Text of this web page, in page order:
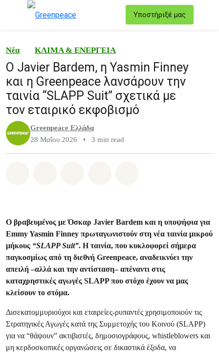
Υποστήριξέ μας
Νέα ΚΛΙΜΑ & ΕΝΕΡΓΕΙΑ
Ο Javier Bardem, η Yasmin Finney
και η Greenpeace λανσάρουν την
ταινία “SLAPP Suit” σχετικά με
τον εταιρικό εκφοβισμό
Greenpeace Ελλάδα
28 Μαΐου 2026
• 3 min read
Ο βραβευμένος με Όσκαρ Javier Bardem και η υποψήφια για
Emmy Yasmin Finney πρωταγωνιστούν στη νέα ταινία μικρού
μήκους “SLAPP Suit”. Η ταινία, που κυκλοφορεί σήμερα
παγκοσμίως από τη διεθνή Greenpeace, αναδεικνύει την
απειλή –αλλά και την αντίσταση– απέναντι στις
καταχρηστικές αγωγές SLAPP που στόχο έχουν να μας
κλείσουν το στόμα.
Δισεκατομμυριούχοι και εταιρείες-ρυπαντές χρησιμοποιούν τις
Στρατηγικές Αγωγές κατά της Συμμετοχής του Κοινού (SLAPP)
για να “θάψουν” ακτιβιστές, δημοσιογράφους, whistleblowers και
μη κερδοσκοπικές οργανώσεις σε δικαστικά έξοδα, να